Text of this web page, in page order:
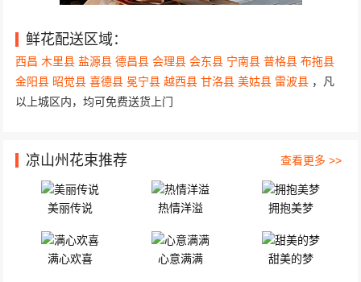
鲜花配送区域：
西昌 木里县盐源县德昌县会理县会东县 宁南县普格县布拖县
金阳县 昭觉县喜德县冕宁县越西县甘洛县美姑县 雷波县 ，凡
以上城区内，均可免费送货上门
凉山州花束推荐 查看更多 >>
美丽传说 热情洋溢 拥抱美梦
满心欢喜 心意满满 甜美的梦